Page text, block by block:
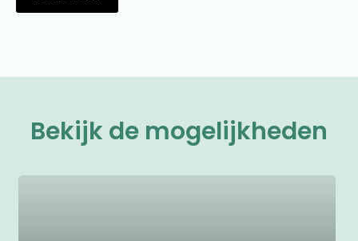
Bekijk de mogelijkheden